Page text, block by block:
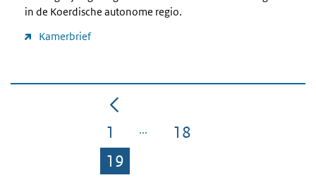
in de Koerdische autonome regio.
Kamerbrief
Pagina
1 Pagina
18
Pagina
19